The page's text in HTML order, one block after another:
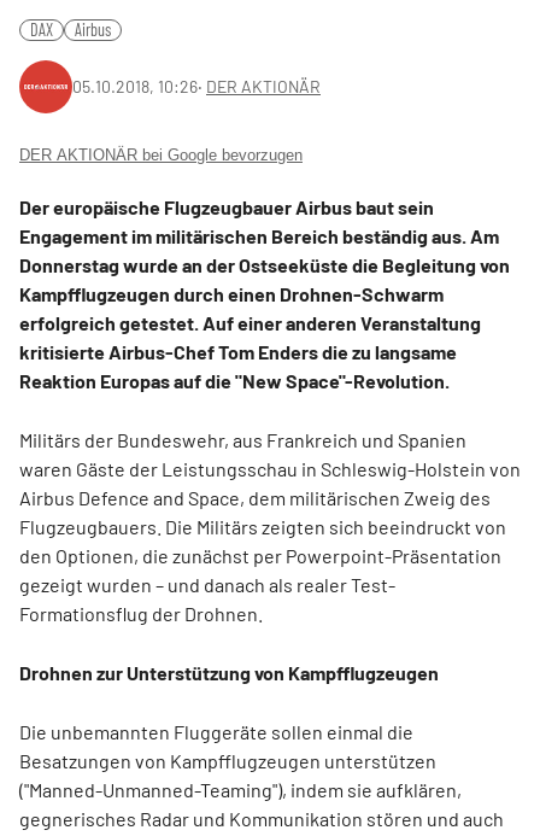
DAX Airbus
05.10.2018, 10:26‧ DER AKTIONÄR
DER AKTIONÄR bei Google bevorzugen
Der europäische Flugzeugbauer Airbus baut sein
Engagement im militärischen Bereich beständig aus. Am
Donnerstag wurde an der Ostseeküste die Begleitung von
Kampfflugzeugen durch einen Drohnen-Schwarm
erfolgreich getestet. Auf einer anderen Veranstaltung
kritisierte Airbus-Chef Tom Enders die zu langsame
Reaktion Europas auf die "New Space"-Revolution.
Militärs der Bundeswehr, aus Frankreich und Spanien
waren Gäste der Leistungsschau in Schleswig-Holstein von
Airbus Defence and Space, dem militärischen Zweig des
Flugzeugbauers. Die Militärs zeigten sich beeindruckt von
den Optionen, die zunächst per Powerpoint-Präsentation
gezeigt wurden – und danach als realer Test-
Formationsflug der Drohnen.
Drohnen zur Unterstützung von Kampfflugzeugen
Die unbemannten Fluggeräte sollen einmal die
Besatzungen von Kampfflugzeugen unterstützen
("Manned-Unmanned-Teaming"), indem sie aufklären,
gegnerisches Radar und Kommunikation stören und auch